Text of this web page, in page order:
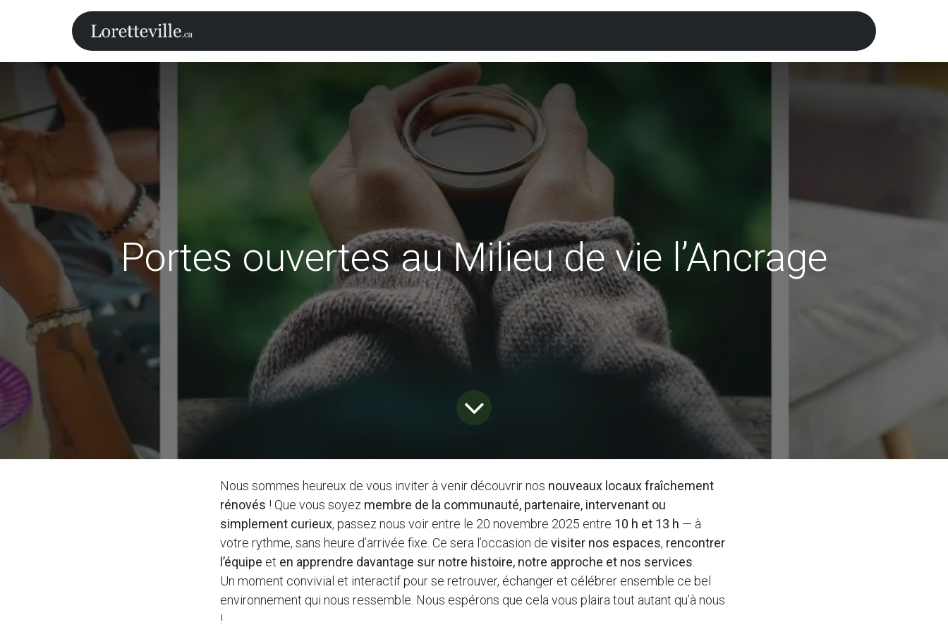
Activités et loisirs
Portes ouvertes au Milieu de vie l’Ancrage
Nous sommes heureux de vous inviter à venir découvrir nos nouveaux locaux fraîchement
rénovés ! Que vous soyez membre de la communauté, partenaire, intervenant ou
simplement curieux, passez nous voir entre le 20 novembre 2025 entre 10 h et 13 h — à
votre rythme, sans heure d’arrivée fixe. Ce sera l’occasion de visiter nos espaces, rencontrer
l’équipe et en apprendre davantage sur notre histoire, notre approche et nos services
Un moment convivial et interactif pour se retrouver, échanger et célébrer ensemble ce bel
environnement qui nous ressemble. Nous espérons que cela vous plaira tout autant qu’à nous
!